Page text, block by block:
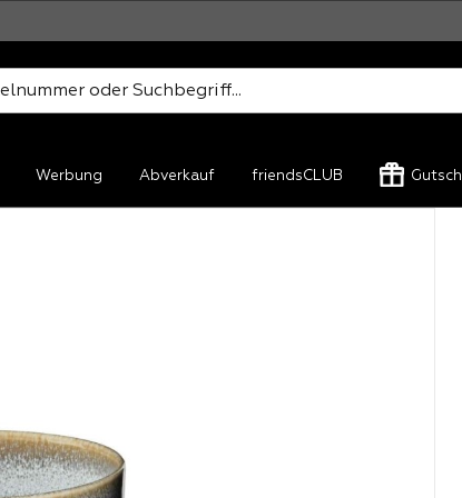
Werbung Abverkauf friendsCLUB